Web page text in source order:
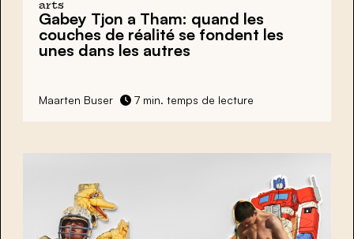
arts
Gabey Tjon a Tham: quand les
couches de réalité se fondent les
unes dans les autres
Maarten Buser 7 min. temps de lecture